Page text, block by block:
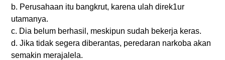
b. Perusahaan itu bangkrut, karena ulah direk1ur
utamanya.
c. Dia belum berhasil, meskipun sudah bekerja keras.
d. Jika tidak segera diberantas, peredaran narkoba akan
semakin merajalela.